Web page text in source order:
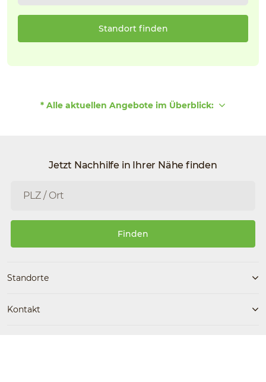
Standort finden
* Alle aktuellen Angebote im Überblick:
Jetzt Nachhilfe in Ihrer Nähe finden
Finden
Standorte
Kontakt